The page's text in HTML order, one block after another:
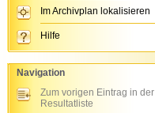
Im Archivplan lokalisieren
Hilfe
Navigation
Zum vorigen Eintrag in der
Resultatliste